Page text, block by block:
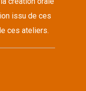
issu de ces
ces ateliers.